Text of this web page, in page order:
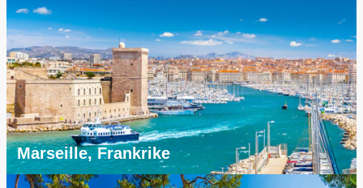
Marseille, Frankrike